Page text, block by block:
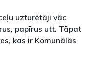
uzturētāji vāc
papīrus utt. Tāpat
kas ir Komunālās